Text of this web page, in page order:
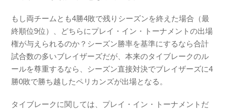
もし両チームとも4勝4敗で残りシーズンを終えた場合（最
終順位9位）、どちらにプレイ・イン・トーナメントの出場
権が与えられるのか？シーズン勝率を基準にするなら合計
試合数の多いブレイザーズだが、本来のタイブレークのル
ールを尊重するなら、シーズン直接対決でブレイザーズに4
勝0敗で勝ち越したペリカンズが出場となる。
タイブレークに関しては、プレイ・イン・トーナメントだ